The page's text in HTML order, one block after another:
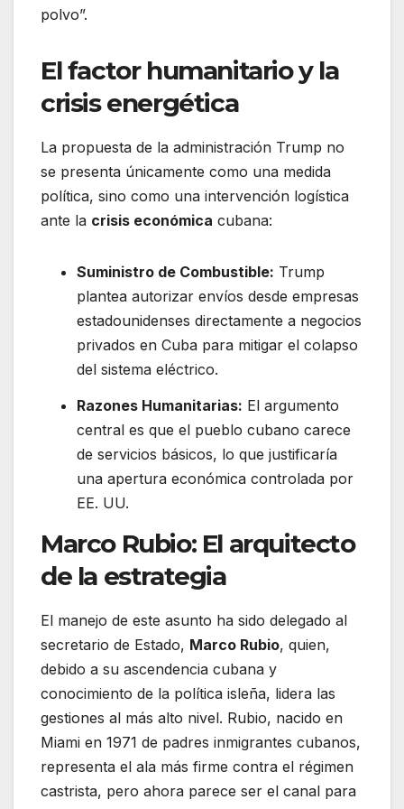
polvo”.
El factor humanitario y la
crisis energética
La propuesta de la administración Trump no
se presenta únicamente como una medida
política, sino como una intervención logística
ante la crisis económica cubana:
Suministro de Combustible: Trump
plantea autorizar envíos desde empresas
estadounidenses directamente a negocios
privados en Cuba para mitigar el colapso
del sistema eléctrico.
Razones Humanitarias: El argumento
central es que el pueblo cubano carece
de servicios básicos, lo que justificaría
una apertura económica controlada por
EE. UU.
Marco Rubio: El arquitecto
de la estrategia
El manejo de este asunto ha sido delegado al
secretario de Estado, Marco Rubio, quien,
debido a su ascendencia cubana y
conocimiento de la política isleña, lidera las
gestiones al más alto nivel. Rubio, nacido en
Miami en 1971 de padres inmigrantes cubanos,
representa el ala más firme contra el régimen
castrista, pero ahora parece ser el canal para